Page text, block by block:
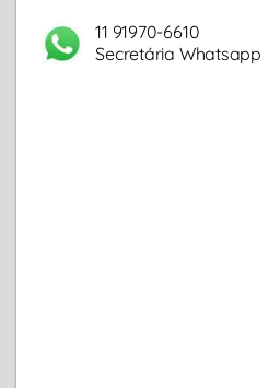
11 91970-6610
Secretária Whatsapp